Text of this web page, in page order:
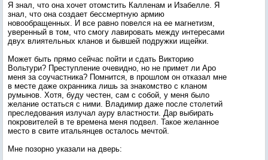
Я знал, что она хочет отомстить Калленам и Изабелле. Я
знал, что она создает бессмертную армию
новообращенных. И все равно повелся на ее магнетизм,
уверенный в том, что смогу лавировать между интересами
двух влиятельных кланов и бывшей подружки ищейки.
Может быть прямо сейчас пойти и сдать Викторию
Вольтури? Преступление очевидно, но не примет ли Аро
меня за соучастника? Помнится, в прошлом он отказал мне
в месте даже охранника лишь за знакомство с кланом
румынов. Хотя, буду честен, сам с собой, у меня было
желание остаться с ними. Владимир даже после столетий
преследования излучал ауру властности. Дар выбирать
покровителей в те времена меня подвел. Такое желанное
место в свите итальянцев осталось мечтой.
Мне позорно указали на дверь: